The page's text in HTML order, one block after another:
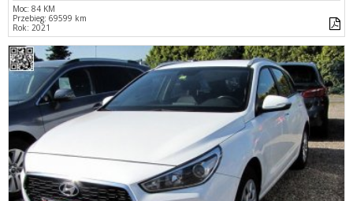
Moc: 84 KM
Przebieg: 69599 km
Rok: 2021